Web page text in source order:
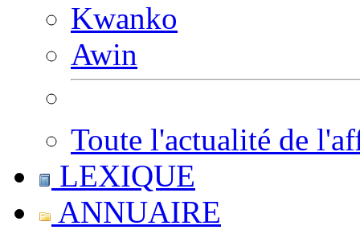
Kwanko
Awin
Toute l'actualité de
LEXIQUE
ANNUAIRE